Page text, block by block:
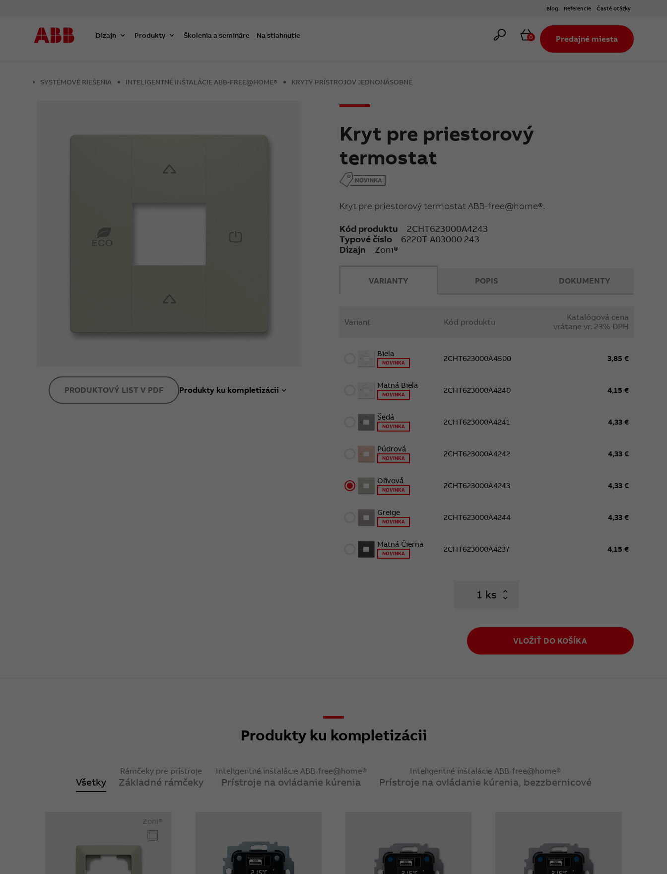
Blog Referencie Časté otázky
Dizajn Produkty Školenia a semináre Na stiahnutie Hľadať Košík
0 Predajné miesta
SYSTÉMOVÉ RIEŠENIA INTELIGENTNÉ INŠTALÁCIE ABB-FREE@HOME® KRYTY PRÍSTROJOV JEDNONÁSOBNÉ
Kryt pre priestorový
termostat
Kryt pre priestorový termostat ABB-free@home®.
Kód produktu
2CHT623000A4243
Typové číslo
6220T-A03000 243
Dizajn
Zoni®
PRODUKTOVÝ LIST V PDF Produkty ku kompletizácii
VARIANTY
Variant Kód produktu
Katalógová cena
vrátane vr. 23% DPH
Biela
NOVINKA 2CHT623000A4500 3,85 €
Matná Biela
NOVINKA 2CHT623000A4240 4,15 €
Šedá
NOVINKA 2CHT623000A4241 4,33 €
Púdrová
NOVINKA 2CHT623000A4242 4,33 €
Olivová
NOVINKA 2CHT623000A4243 4,33 €
Greige
NOVINKA 2CHT623000A4244 4,33 €
Matná Čierna
NOVINKA 2CHT623000A4237 4,15 €
ks
VLOŽIŤ DO KOŠÍKA
POPIS DOKUMENTY
Produkty ku kompletizácii
Všetky
Rámčeky pre prístroje
Základné rámčeky
Inteligentné inštalácie ABB-free@home®
Prístroje na ovládanie kúrenia
Inteligentné inštalácie ABB-free@home®
Prístroje na ovládanie kúrenia, bezzbernicové
Zoni®